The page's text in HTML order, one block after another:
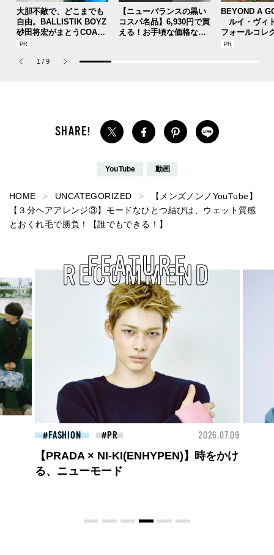
大胆不敵で、どこまでも
自由。BALLISTIK BOYZ
砂田将宏がまとうCOACH
の新作フレグランス「コ
パルファム」
【ニューバランスの黒い
コスパ名品】6,930円で買
える！お手頃な価格なオ
BEYOND A
ルイ・ヴィ
フォールコレ
描くプレッピ
1 / 9
YouTube 動画
HOME UNCATEGORIZED
【メンズノンノYouTube】
【３分ヘアアレンジ③】モードなひとつ結びは、ウェット質感
とおくれ毛で勝負！【誰でもできる！】
RECOMMEND
FEATURE
BEAUTY 2026.07.09
夏のパーマ、さらにあか抜け。N.（エヌ
ドット）のスタイリングアイテムで作る